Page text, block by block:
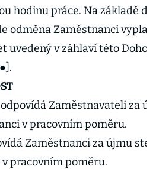
hodinu práce. Na základě
odměna Zaměstnanci
uvedený v záhlaví této
Zaměstnavateli za
v pracovním poměru.
Zaměstnanci za újmu
pracovním poměru.